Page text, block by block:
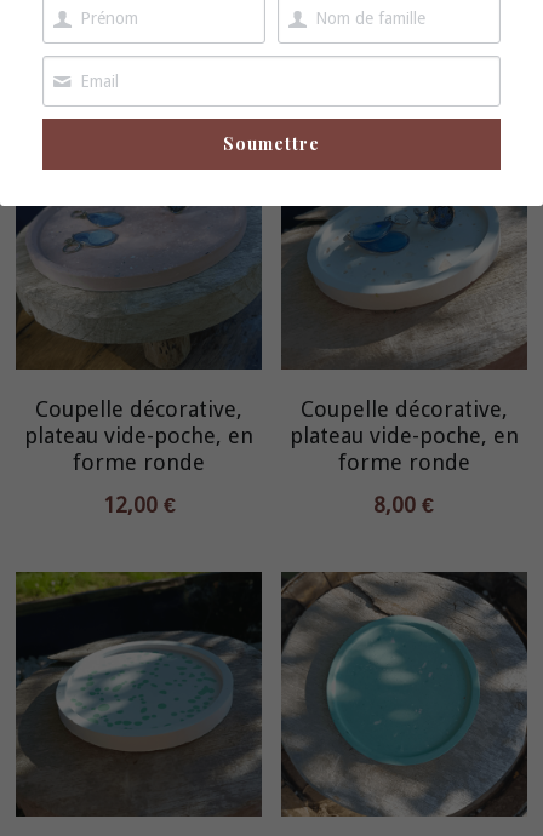
boucles d'oreille
forme ronde
12,00 €
forme ronde
12,00 €
Coupelle décorative,
plateau vide-poche, en
forme ronde
12,00 €
Coupelle décorative,
plateau vide-poche, en
forme ronde
8,00 €
Soumettre